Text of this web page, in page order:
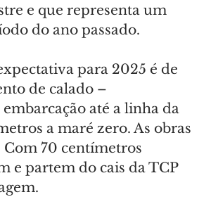
e que representa um
do ano passado.
para 2025 é de
de calado –
até a linha da
a maré zero. As obras
70 centímetros
e partem do cais da TCP